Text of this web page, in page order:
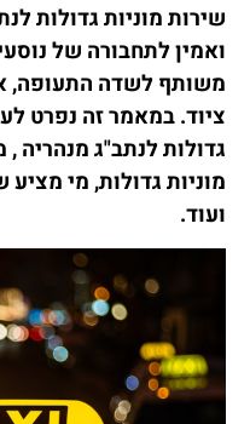
שירות מוניות גדולות
ואמין לתחבורה של
משותף לשדה התעופה,
ציוד. במאמר זה נפרט
גדולות לנתב"ג
מוניות גדולות, מי מציע
ועוד.